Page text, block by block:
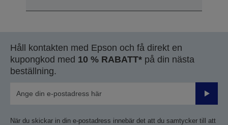
Håll kontakten med Epson och få direkt en
kupongkod med 10 % RABATT* på din nästa
beställning.
Skicka
När du skickar in din e-postadress innebär det att du samtycker till att